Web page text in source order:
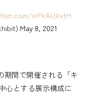
vrFkAUXxtH
May 8, 2021
期間で開催される「キ
心とする展示構成に